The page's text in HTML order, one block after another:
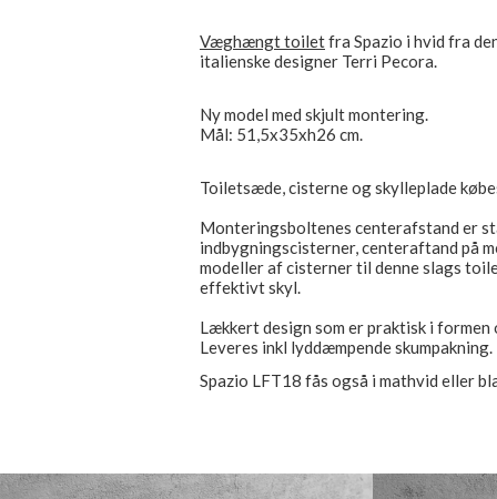
Væghængt toiletfra Spazio i hvid fra
italienske designer Terri Pecora.
Ny model med skjult montering.
Mål: 51,5x35xh26 cm.
Toiletsæde, cisterne og skylleplade
Monteringsboltenes centerafstand er
indbygningscisterner, centeraftand på
modeller af cisterner til denne slags
effektivt skyl.
Lækkert design som er praktisk i formen
Leveres inkl lyddæmpende skumpakning.
Spazio LFT18 fås også i mathvid eller